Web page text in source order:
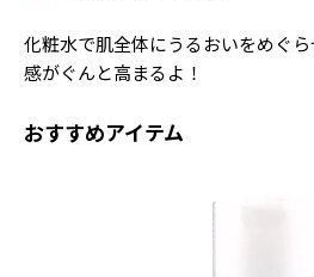
化粧水で肌全体にうるおいをめぐ
感がぐんと高まるよ！
おすすめアイテム